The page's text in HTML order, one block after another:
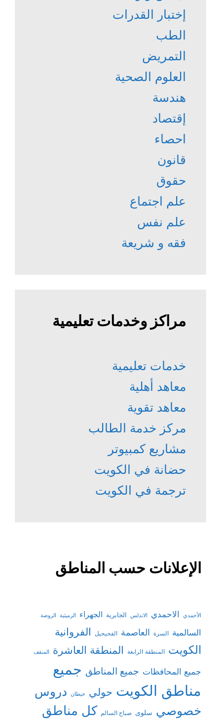
إختبار القدرات
الطب
التمريض
العلوم الصحية
هندسة
إقتصاد
احصاء
قانون
حقوق
علم اجتماع
علم نفس
فقه و شريعة
مراكز وخدمات تعليمية
خدمات تعليمية
معاهد أهلية
معاهد تقوية
مركز خدمة الطالب
مشاريع كمبيوتر
حضانة في الكويت
ترجمة في الكويت
الإعلانات حسب المناطق
الأحمدي الاحمدي الاندلس الجابرية الجهراء الرميثية الروضة
السالمية السرة العاصمة الفحيحيل الفروانية
الكويت المنطقة الرابعة المنطقة العاشرة المنقف
جميع المحافظات جميع المناطق جميع
مناطق الكويت حولي خيطان دروس
خصوصي سلوى صباح السالم كل مناطق